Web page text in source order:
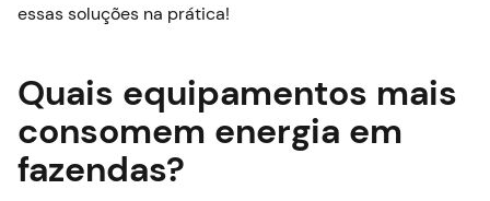
essas soluções na prática!
Quais equipamentos mais
consomem energia em
fazendas?